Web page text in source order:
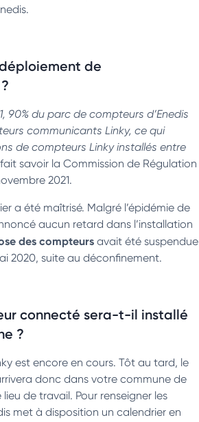
de
90% du parc de compteurs d’Enedis
communicants Linky, ce qui
de compteurs Linky installés entre
savoir la Commission de Régulation
2021.
a été maîtrisé. Malgré l’épidémie de
aucun retard dans l’installation
des compteurs avait été suspendue
2020, suite au déconfinement.
connecté sera-t-il installé
?
est encore en cours. Tôt au tard, le
donc dans votre commune de
de travail. Pour renseigner les
met à disposition un calendrier en